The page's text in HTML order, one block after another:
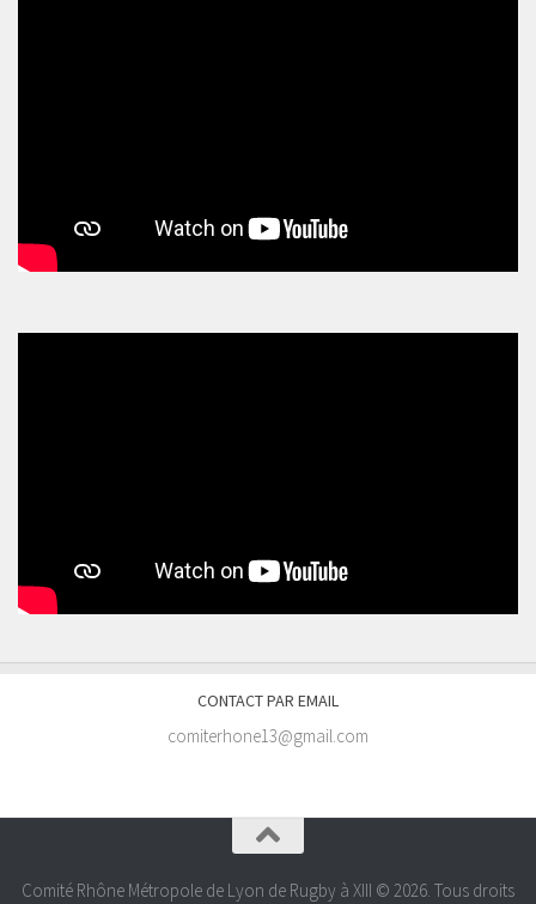
CONTACT PAR EMAIL
comiterhone13@gmail.com
Comité Rhône Métropole de Lyon de Rugby à XIII © 2026. Tous droits